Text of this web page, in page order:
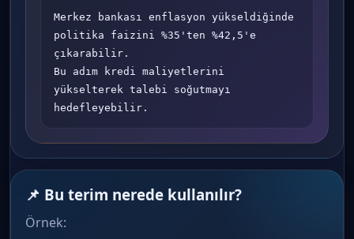
Merkez bankası enflasyon yükseldiğinde
politika faizini %35'ten %42,5'e
çıkarabilir.
Bu adım kredi maliyetlerini
yükselterek talebi soğutmayı
hedefleyebilir.
📌 Bu terim nerede kullanılır?
Örnek: